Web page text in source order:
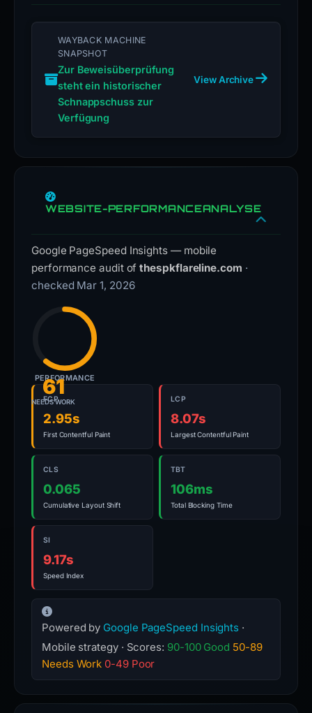
WAYBACK MACHINE
SNAPSHOT
Zur Beweisüberprüfung
steht ein historischer
Schnappschuss zur
Verfügung
View Archive
WEBSITE-PERFORMANCEANALYSE
Google PageSpeed Insights — mobile
performance audit ofthespkflareline.com ·
checked Mar 1, 2026
61
NEEDS WORK
PERFORMANCE
FCP
2.95s
First Contentful Paint
LCP
8.07s
Largest Contentful Paint
CLS
0.065
Cumulative Layout Shift
TBT
106ms
Total Blocking Time
SI
9.17s
Speed Index
Powered by Google PageSpeed Insights ·
Mobile strategy · Scores: 90-100 Good 50-89
Needs Work 0-49 Poor